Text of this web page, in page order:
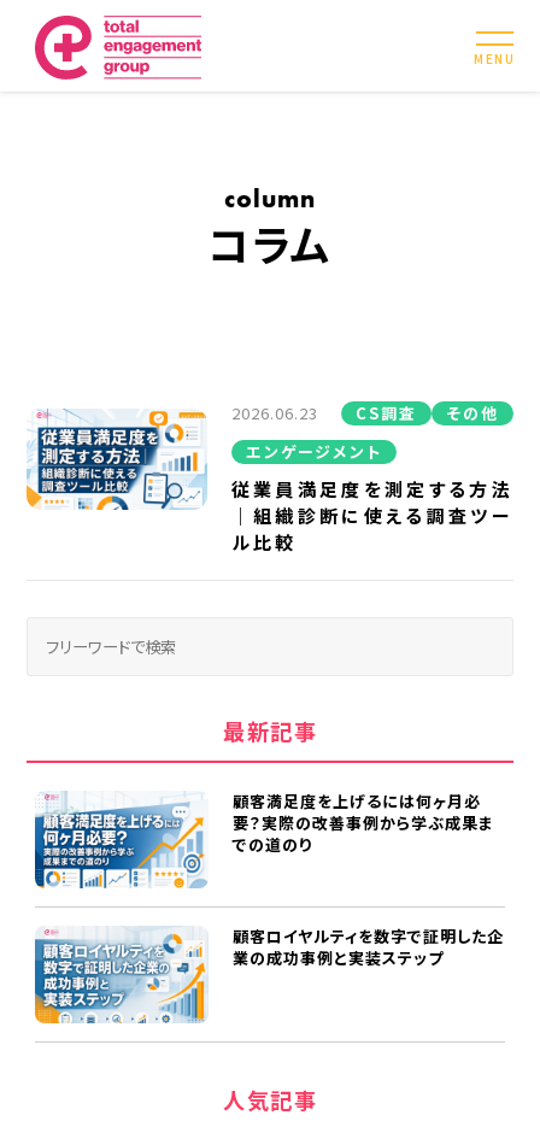
MENU
column
コラム
2026.06.23 CS調査
その他
エンゲージメント
従業員満足度を測定する方法
｜組織診断に使える調査ツー
ル比較
最新記事
顧客満足度を上げるには何ヶ月必
要？実際の改善事例から学ぶ成果ま
での道のり
顧客ロイヤルティを数字で証明した企
業の成功事例と実装ステップ
人気記事